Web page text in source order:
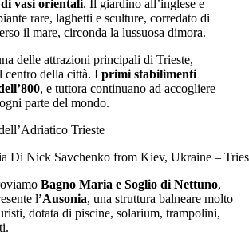
vasi orientali. Il giardino all’inglese e
rare, laghetti e sculture, corredato di
il mare, circonda la lussuosa dimora.
delle attrazioni principali di Trieste,
centro della città. I primi stabilimenti
, e tuttora continuano ad accogliere
parte del mondo.
Di Nick Savchenko from Kiev, Ukraine –
Bagno Maria e Soglio di Nettuno,
l’Ausonia, una struttura balneare molto
dotata di piscine, solarium, trampolini,